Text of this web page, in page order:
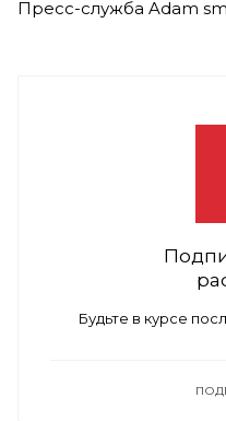
Пресс-служба Adam
Будьте в курсе